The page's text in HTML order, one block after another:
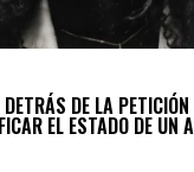
DE LA
EL ESTADO DE UN